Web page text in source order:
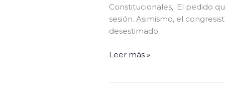
Constitucionales,. El pedido
sesión. Asimismo, el
desestimado.
Leer más »